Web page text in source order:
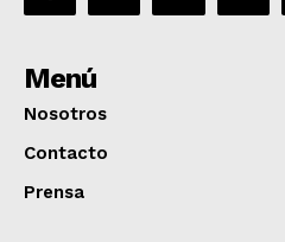
Menú
Nosotros
Contacto
Prensa